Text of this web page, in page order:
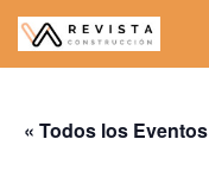
Saltar
contenido
« Todos los Eventos